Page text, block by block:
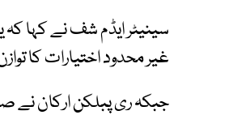
سینیٹر ایڈم شف نے کہا
غیر محدود اختیارات کا
جبکہ ری پبلکن ارکان نے